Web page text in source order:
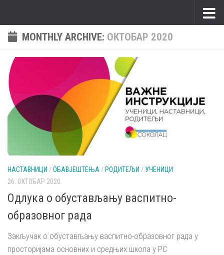
MONTHLY ARCHIVE: ОКТОБАР 2020
НАСТАВНИЦИ /ОБАВЈЕШТЕЊА / РОДИТЕЉИ / УЧЕНИЦИ
26. ОКТОБАР 2020.
Одлука о обустављању васпитно-
образовног рада
Закључак о обустављању васпитно-образовног рада у
просторијама основних и средњих школа у РС